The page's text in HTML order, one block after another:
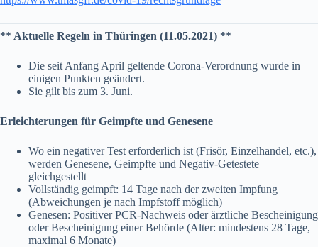
** Aktuelle Regeln in Thüringen (11.05.2021) **
Die seit Anfang April geltende Corona-Verordnung wurde in
einigen Punkten geändert.
Sie gilt bis zum 3. Juni.
Erleichterungen für Geimpfte und Genesene
Wo ein negativer Test erforderlich ist (Frisör, Einzelhandel, etc.),
werden Genesene, Geimpfte und Negativ-Getestete
gleichgestellt
Vollständig geimpft: 14 Tage nach der zweiten Impfung
(Abweichungen je nach Impfstoff möglich)
Genesen: Positiver PCR-Nachweis oder ärztliche Bescheinigung
oder Bescheinigung einer Behörde (Alter: mindestens 28 Tage,
maximal 6 Monate)